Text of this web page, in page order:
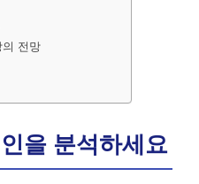
전망
을 분석하세요